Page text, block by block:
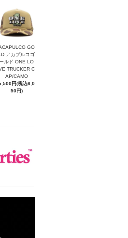
GO
アカプルコゴ
ールド ONE LO
TRUCKER C
AP/CAMO
円(税込6,0
50円)